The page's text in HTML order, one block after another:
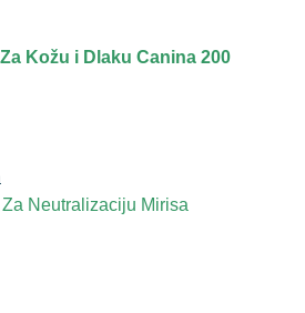
Kožu i Dlaku Canina 200